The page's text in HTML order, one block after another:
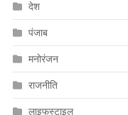
देश
पंजाब
मनोरंजन
राजनीति
लाइफस्टाइल